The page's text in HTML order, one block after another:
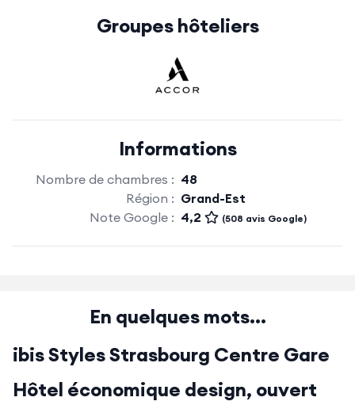
Groupes hôteliers
Informations
Nombre de chambres : 48
Région : Grand-Est
Note Google : 4,2 (508 avis Google)
En quelques mots...
ibis Styles Strasbourg Centre Gare
Hôtel économique design, ouvert